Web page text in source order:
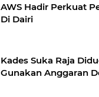
AWS Hadir Perkuat
Di Dairi
Kades Suka Raja
Gunakan Anggaran